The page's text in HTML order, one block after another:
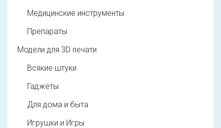
Медицинские инструменты
Препараты
Модели для 3D печати
Всякие штуки
Гаджеты
Для дома и быта
Игрушки и Игры